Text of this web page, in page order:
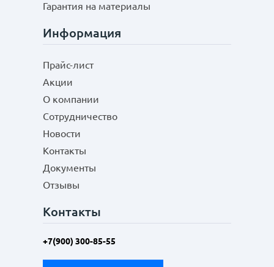
Гарантия на материалы
Информация
Прайс-лист
Акции
О компании
Сотрудничество
Новости
Контакты
Документы
Отзывы
Контакты
+7(900) 300-85-55